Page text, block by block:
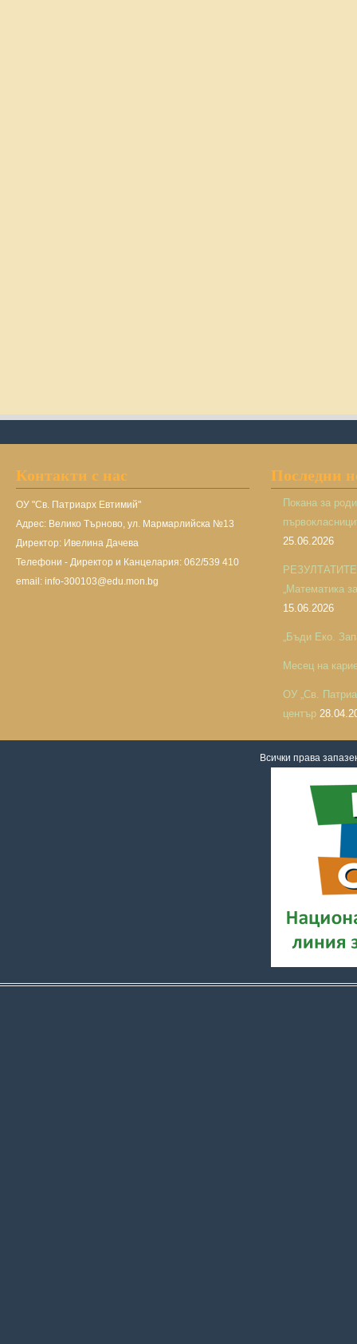
Контакти с нас
ОУ "Св. Патриарх Евтимий"
Адрес: Велико Търново, ул. Мармарлийска №13
Директор: Ивелина Дачева
Телефони - Директор и Канцелария: 062/539 410
email: info-300103@edu.mon.bg
Последни
Покана за
25.06.2026
РЕЗУЛТАТИТЕ
„Математика
15.06.2026
„Бъди Еко.
Месец на
ОУ „Св.
център
Всички права